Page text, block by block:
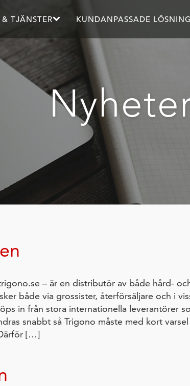
TJÄNSTER KUNDANPASSADE
– är en distributör av både hård-
både via grossister, återförsäljare och i
in från stora internationella leverantörer
snabbt så Trigono måste med kort
[…]